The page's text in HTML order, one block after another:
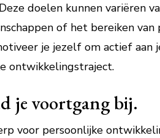
doelen kunnen variëren
of het bereiken van
je jezelf om actief aan
ontwikkelingstraject.
je voortgang bij.
voor persoonlijke